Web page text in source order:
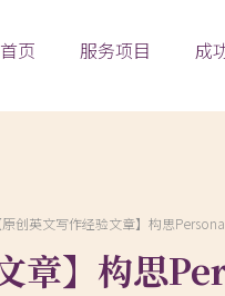
首页 服务项目 成
原创英文写作经验文章】构思
章】构思